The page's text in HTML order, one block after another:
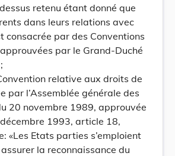
retenu étant donné que
dans leurs relations avec
consacrée par des Conventions
par le Grand-Duché
relative aux droits de
par l’Assemblée générale des
20 novembre 1989, approuvée
1993, article 18,
«Les Etats parties s’emploient
la reconnaissance du